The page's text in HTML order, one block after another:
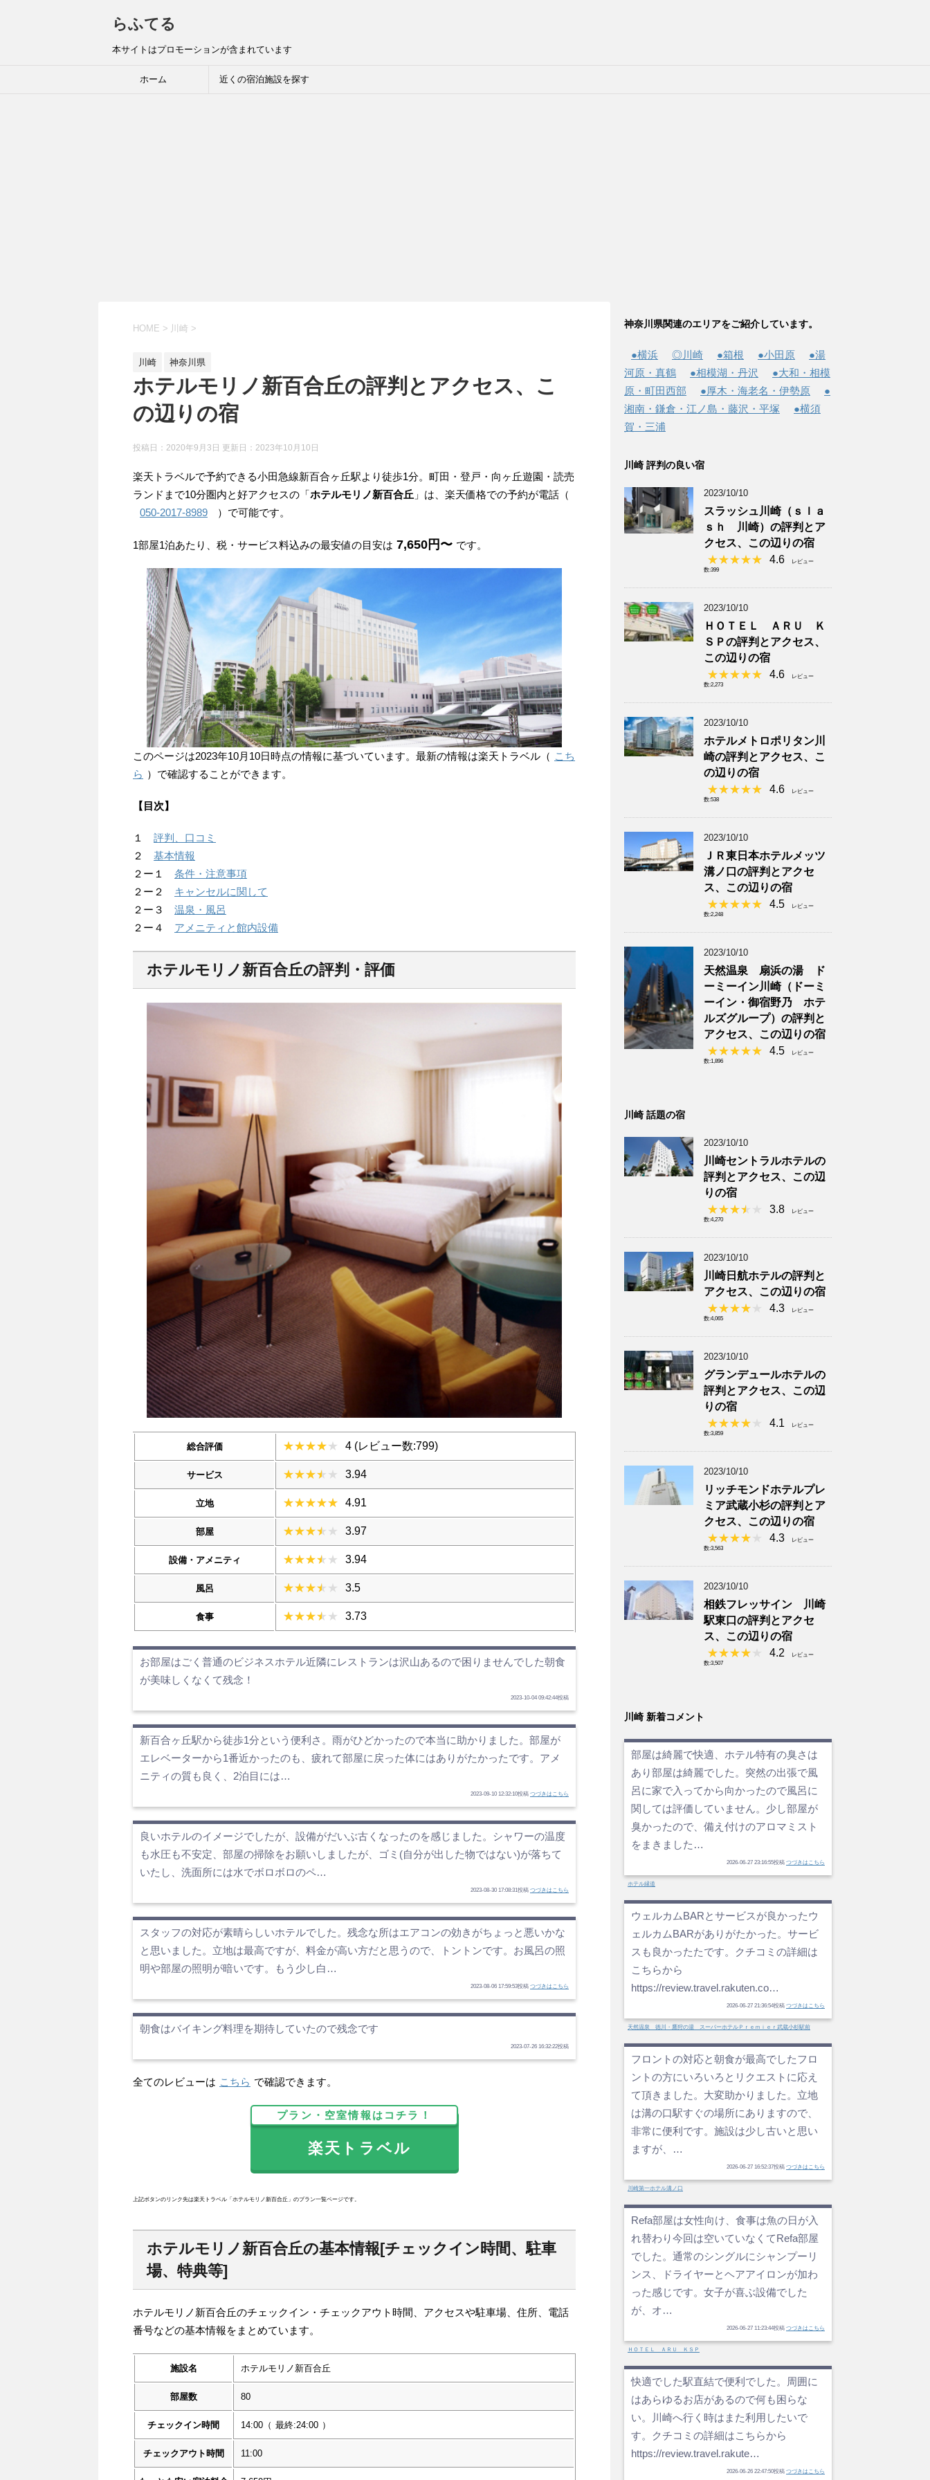
らふてる
本サイトはプロモーションが含まれています
ホーム 近くの宿泊施設を探す
HOME > 川崎 >
川崎 神奈川県
ホテルモリノ新百合丘の評判とアクセス、こ
の辺りの宿
投稿日：2020年9月3日 更新日： 2023年10月10日
楽天トラベルで予約できる小田急線新百合ヶ丘駅より徒歩1分。町田・登戸・向ヶ丘遊園・読売
ランドまで10分圏内と好アクセスの「ホテルモリノ新百合丘 」は、楽天価格での予約が電話（
050-2017-8989
）で可能です。
1部屋1泊あたり、税・サービス料込みの最安値の目安は 7,650円〜 です。
このページは2023年10月10日時点の情報に基づいています。最新の情報は楽天トラベル（ こち
ら ）で確認することができます。
【目次】
１ 評判、口コミ
２ 基本情報
２ー１ 条件・注意事項
２ー２ キャンセルに関して
２ー３ 温泉・風呂
２ー４ アメニティと館内設備
ホテルモリノ新百合丘の評判・評価
総合評価 4 (レビュー数:799)
サービス 3.94
立地 4.91
部屋 3.97
設備・アメニティ 3.94
風呂 3.5
食事 3.73
お部屋はごく普通のビジネスホテル近隣にレストランは沢山あるので困りませんでした朝食
が美味しくなくて残念！
2023-10-04 09:42:44投稿
新百合ヶ丘駅から徒歩1分という便利さ。雨がひどかったので本当に助かりました。部屋が
エレベーターから1番近かったのも、疲れて部屋に戻った体にはありがたかったです。アメ
ニティの質も良く、2泊目には…
2023-09-10 12:32:10投稿 つづきはこちら
良いホテルのイメージでしたが、設備がだいぶ古くなったのを感じました。シャワーの温度
も水圧も不安定、部屋の掃除をお願いしましたが、ゴミ(自分が出した物ではない)が落ちて
いたし、洗面所には水でボロボロのペ…
2023-08-30 17:08:31投稿 つづきはこちら
スタッフの対応が素晴らしいホテルでした。残念な所はエアコンの効きがちょっと悪いかな
と思いました。立地は最高ですが、料金が高い方だと思うので、トントンです。お風呂の照
明や部屋の照明が暗いです。もう少し白…
2023-08-06 17:59:53投稿 つづきはこちら
朝食はバイキング料理を期待していたので残念です
2023-07-26 16:32:22投稿
全てのレビューは こちら で確認できます。
プラン・空室情報はコチラ！
楽天トラベル
上記ボタンのリンク先は楽天トラベル「ホテルモリノ新百合丘」のプラン一覧ページです。
ホテルモリノ新百合丘の基本情報[チェックイン時間、駐車
場、特典等]
ホテルモリノ新百合丘のチェックイン・チェックアウト時間、アクセスや駐車場、住所、電話
番号などの基本情報をまとめています。
施設名 ホテルモリノ新百合丘
部屋数 80
チェックイン時間 14:00 （ 最終:24:00 ）
チェックアウト時間 11:00
神奈川県関連のエリアをご紹介しています。
●横浜 ◎川崎 ●箱根 ●小田原
●湯
河原・真鶴
●相模湖・丹沢
●大和・相模
原・町田西部
●厚木・海老名・伊勢原
●
湘南・鎌倉・江ノ島・藤沢・平塚
●横須
賀・三浦
川崎 評判の良い宿
2023/10/10
スラッシュ川崎（ｓｌａ
ｓｈ 川崎）の評判とア
クセス、この辺りの宿
4.6
レビュー
数:399
2023/10/10
ＨＯＴＥＬ ＡＲＵ Ｋ
ＳＰの評判とアクセス、
この辺りの宿
4.6
レビュー
数:2,273
2023/10/10
ホテルメトロポリタン川
崎の評判とアクセス、こ
の辺りの宿
4.6
レビュー
数:538
2023/10/10
ＪＲ東日本ホテルメッツ
溝ノ口の評判とアクセ
ス、この辺りの宿
4.5
レビュー
数:2,248
2023/10/10
天然温泉 扇浜の湯 ド
ーミーイン川崎（ドーミ
ーイン・御宿野乃 ホテ
ルズグループ）の評判と
アクセス、この辺りの宿
4.5
レビュー
数:1,896
川崎 話題の宿
2023/10/10
川崎セントラルホテルの
評判とアクセス、この辺
りの宿
3.8
レビュー
数:4,270
2023/10/10
川崎日航ホテルの評判と
アクセス、この辺りの宿
4.3
レビュー
数:4,065
2023/10/10
グランデュールホテルの
評判とアクセス、この辺
りの宿
4.1
レビュー
数:3,859
2023/10/10
リッチモンドホテルプレ
ミア武蔵小杉の評判とア
クセス、この辺りの宿
4.3
レビュー
数:3,563
2023/10/10
相鉄フレッサイン 川崎
駅東口の評判とアクセ
ス、この辺りの宿
4.2
レビュー
数:3,507
川崎 新着コメント
部屋は綺麗で快適、ホテル特有の臭さは
あり部屋は綺麗でした。突然の出張で風
呂に家で入ってから向かったので風呂に
関しては評価していません。少し部屋が
臭かったので、備え付けのアロマミスト
をまきました…
2026-06-27 23:16:55投稿 つづきはこちら
ホテル縁道
ウェルカムBARとサービスが良かったウ
ェルカムBARがありがたかった。サービ
スも良かったたです。クチコミの詳細は
こちらから
https://review.travel.rakuten.co…
2026-06-27 21:36:54投稿 つづきはこちら
天然温泉 徳川・鷹狩の湯 スーパーホテルＰｒｅｍｉｅｒ武蔵小杉駅前
フロントの対応と朝食が最高でしたフロ
ントの方にいろいろとリクエストに応え
て頂きました。大変助かりました。立地
は溝の口駅すぐの場所にありますので、
非常に便利です。施設は少し古いと思い
ますが、…
2026-06-27 16:52:37投稿 つづきはこちら
川崎第一ホテル溝ノ口
Refa部屋は女性向け、食事は魚の日が入
れ替わり今回は空いていなくてRefa部屋
でした。通常のシングルにシャンプーリ
ンス、ドライヤーとヘアアイロンが加わ
った感じです。女子が喜ぶ設備でした
が、オ…
2026-06-27 11:23:44投稿 つづきはこちら
ＨＯＴＥＬ ＡＲＵ ＫＳＰ
快適でした駅直結で便利でした。周囲に
はあらゆるお店があるので何も困らな
い。川崎へ行く時はまた利用したいで
す。クチコミの詳細はこちらから
https://review.travel.rakute…
2026-06-26 22:47:50投稿 つづきはこちら